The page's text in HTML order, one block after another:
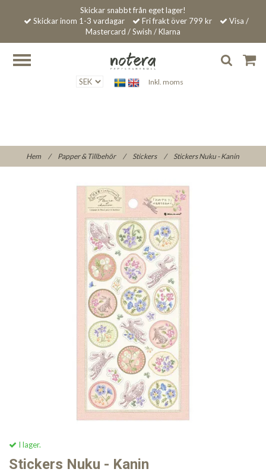
Skickar snabbt från eget lager!
Skickar inom 1-3 vardagar
Fri frakt över 799 kr
Visa /
Mastercard / Swish / Klarna
Inkl. moms
Hem / Papper & Tillbehör / Stickers / Stickers Nuku - Kanin
I lager.
Stickers Nuku - Kanin